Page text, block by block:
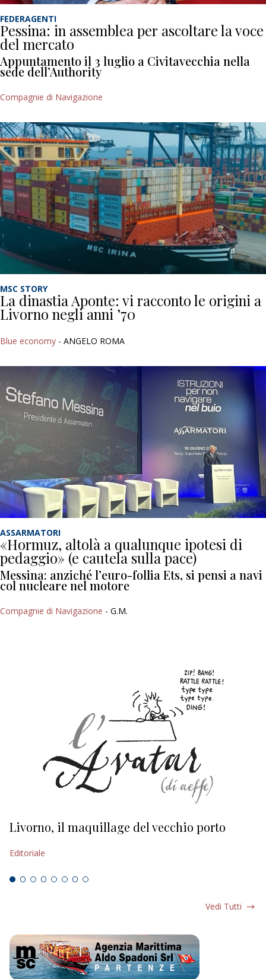
FEDERAGENTI
Pessina: in assemblea per ascoltare la voce
del mercato
Appuntamento il 3 luglio a Civitavecchia nella
sede dell’Authority
Compagnie di Navigazione
MSC STORY
La dinastia Aponte: vi racconto le origini a
Livorno negli anni ’70
Blue economy - ANGELO ROMA
ASSARMATORI
«Hormuz, altolà a qualunque ipotesi di
pedaggio» (e cautela sulla pace)
Messina: anziché l’euro-follia Ets, si pensi a navi
col nucleare nel motore
Compagnie di Navigazione - G.M.
Livorno, il maquillage del vecchio porto
Editoriale
Vedi Tutti